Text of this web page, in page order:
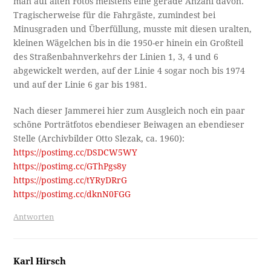
Tragischerweise für die Fahrgäste, zumindest bei
Minusgraden und Überfüllung, musste mit diesen uralten,
kleinen Wägelchen bis in die 1950-er hinein ein Großteil
des Straßenbahnverkehrs der Linien 1, 3, 4 und 6
abgewickelt werden, auf der Linie 4 sogar noch bis 1974
und auf der Linie 6 gar bis 1981.
Nach dieser Jammerei hier zum Ausgleich noch ein paar
schöne Porträtfotos ebendieser Beiwagen an ebendieser
Stelle (Archivbilder Otto Slezak, ca. 1960):
https://postimg.cc/DSDCW5WY
https://postimg.cc/GThPgs8y
https://postimg.cc/tYRyDRrG
https://postimg.cc/dknN0FGG
Antworten
Karl Hirsch